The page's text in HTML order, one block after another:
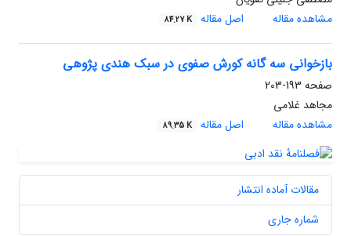
مشاهده مقاله
اصل مقاله 84.27 K
بازخوانی سه گانه کورش صفوی در سبک هندی پژوهی
صفحه 193-203
مجاهد غلامی
مشاهده مقاله
اصل مقاله 89.35 K
مقالات آماده انتشار
شماره جاری